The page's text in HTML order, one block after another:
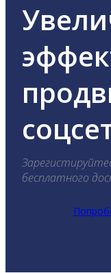
бесплатного